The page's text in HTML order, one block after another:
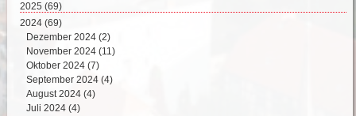
2025 (69)
August 2025 (2)
Juli 2025 (9)
Juni 2025 (8)
Mai 2025 (17)
April 2025 (15)
März 2025 (12)
Februar 2025 (6)
2024 (69)
Dezember 2024 (2)
November 2024 (11)
Oktober 2024 (7)
September 2024 (4)
August 2024 (4)
Juli 2024 (4)